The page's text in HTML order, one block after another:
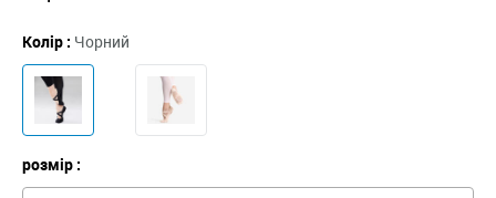
Колір : Чорний
розмір :